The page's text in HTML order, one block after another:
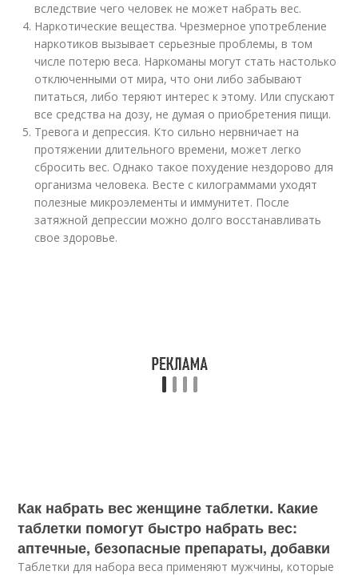
вследствие чего человек не может набрать вес.
Наркотические вещества. Чрезмерное употребление
наркотиков вызывает серьезные проблемы, в том
числе потерю веса. Наркоманы могут стать настолько
отключенными от мира, что они либо забывают
питаться, либо теряют интерес к этому. Или спускают
все средства на дозу, не думая о приобретения пищи.
Тревога и депрессия. Кто сильно нервничает на
протяжении длительного времени, может легко
сбросить вес. Однако такое похудение нездорово для
организма человека. Весте с килограммами уходят
полезные микроэлементы и иммунитет. После
затяжной депрессии можно долго восстанавливать
свое здоровье.
Как набрать вес женщине таблетки. Какие
таблетки помогут быстро набрать вес:
аптечные, безопасные препараты, добавки
Таблетки для набора веса применяют мужчины, которые